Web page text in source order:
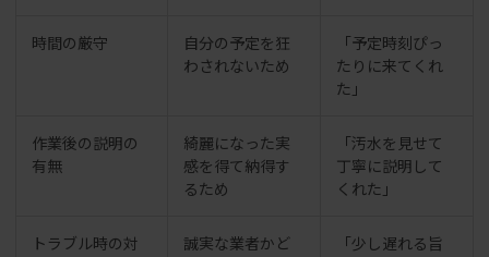
時間の厳守
自分の予定を狂
わされないため
「予定時刻ぴっ
たりに来てくれ
た」
作業後の説明の
有無
綺麗になった実
感を得て納得す
るため
「汚水を見せて
丁寧に説明して
くれた」
トラブル時の対
誠実な業者かど
「少し遅れる旨